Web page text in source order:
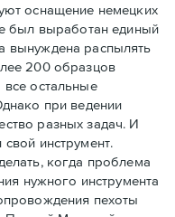
оснащение немецких
был выработан единый
вынуждена распылять
200 образцов
остальные
при ведении
разных задач. И
инструмент.
когда проблема
нужного инструмента
пехоты